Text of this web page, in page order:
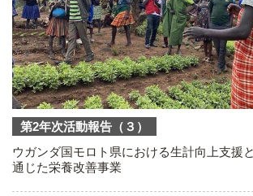
第2年次活動報告（３）
ウガンダ国モロト県における生計向上支援
通じた栄養改善事業